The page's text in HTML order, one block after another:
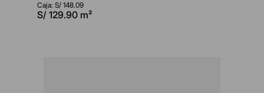
Caja: S/ 148.09
S/ 129.90 m²